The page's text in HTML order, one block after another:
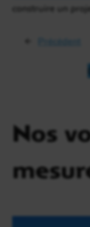
construire un
←
Nos